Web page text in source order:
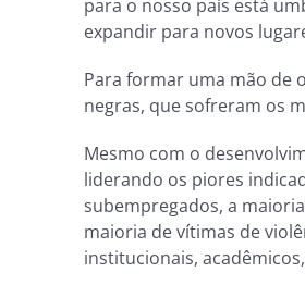
para o nosso país está
expandir para novos
Para formar uma mão de
negras, que sofreram os
Mesmo com o
liderando os piores
subempregados, a
maioria de vítimas de
institucionais,